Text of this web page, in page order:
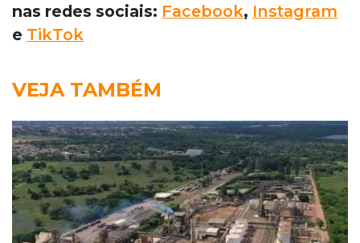
nas redes sociais: Facebook, Instagram
e TikTok
VEJA TAMBÉM